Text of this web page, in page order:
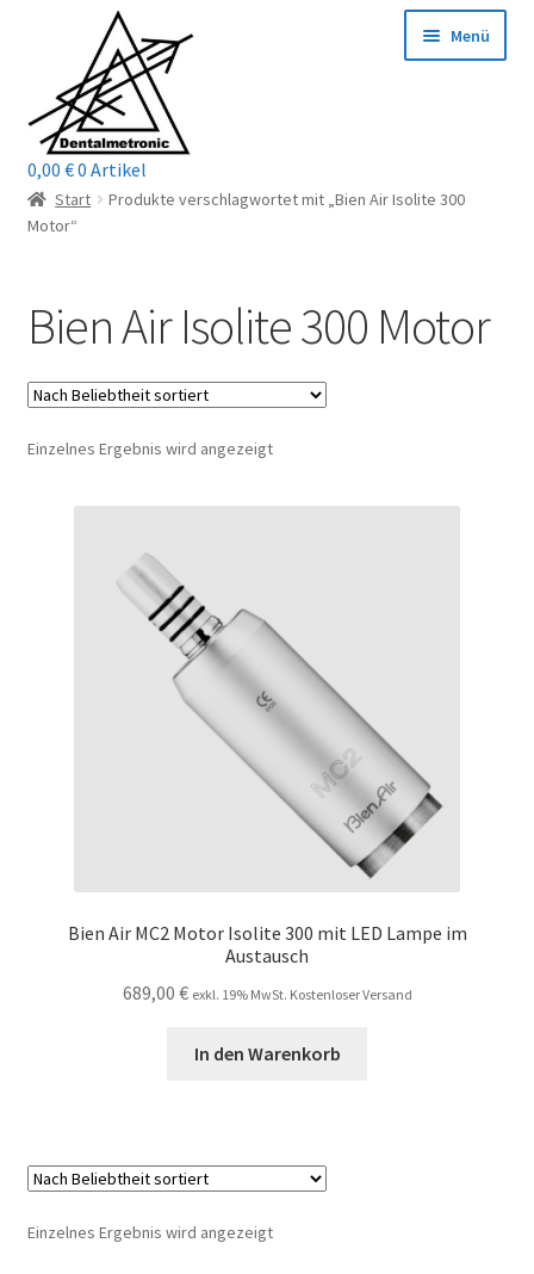
Navigation
springen
springen
Menü
Home
Mein Konto / Login
Reparaturservice
Wichtige Infos
Unsere Firma
0,00 €0 Artikel
Start
Produkte verschlagwortet mit „Bien Air Isolite 300
Motor“
Bien Air Isolite 300 Motor
Einzelnes Ergebnis wird angezeigt
Bien Air MC2 Motor Isolite 300 mit LED Lampe im
Austausch
689,00 € exkl. 19% MwSt. Kostenloser Versand
In den Warenkorb
Einzelnes Ergebnis wird angezeigt